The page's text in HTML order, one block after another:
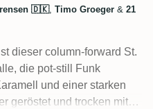
🇩🇰, Timo Groeger & 21
dieser column-forward St.
die pot-still Funk
und einer starken
geröstet und trocken mit